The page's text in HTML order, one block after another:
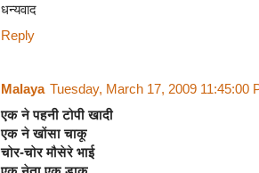
धन्यवाद
Reply
Malaya Tuesday, March 17, 2009 11:45:00
एक ने पहनी टोपी खादी
एक ने खोंसा चाकू
चोर-चोर मौसेरे भाई